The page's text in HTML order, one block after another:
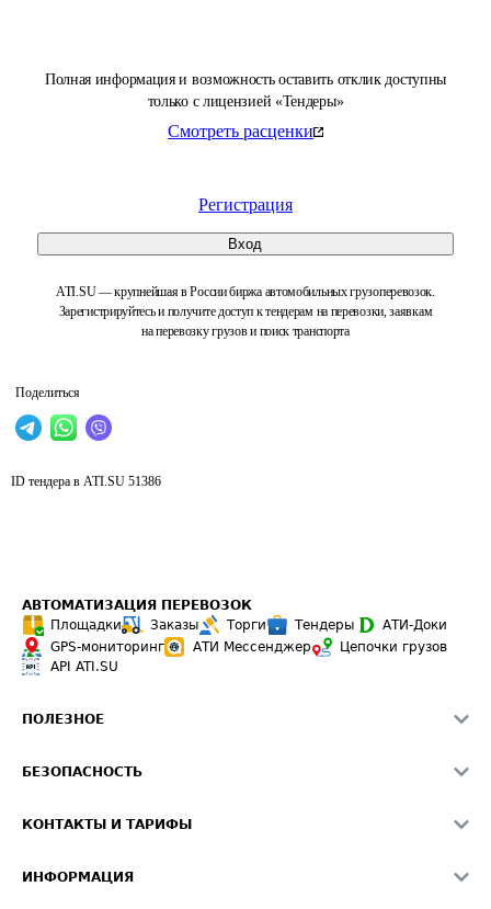
Полная информация и возможность оставить отклик доступны
только с лицензией «Тендеры»
Смотреть расценки
Регистрация
Вход
ATI.SU — крупнейшая в России биржа автомобильных грузоперевозок.
Зарегистрируйтесь и получите доступ к тендерам на перевозки, заявкам
на перевозку грузов и поиск транспорта
Поделиться
ID тендера в ATI.SU 51386
АВТОМАТИЗАЦИЯ ПЕРЕВОЗОК
Площадки
Заказы Торги Тендеры
АТИ-Доки
GPS-мониторинг
АТИ Мессенджер
Цепочки грузов
API ATI.SU
ПОЛЕЗНОЕ
Звезды ATI.SU на вашем сайте
Средние ставки
БЕЗОПАСНОСТЬ
Светофор+
КОНТАКТЫ И ТАРИФЫ
ИНФОРМАЦИЯ